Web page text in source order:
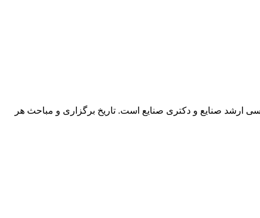
ارشد صنایع و دکتری صنایع است. تاریخ برگزاری و مباحث هر